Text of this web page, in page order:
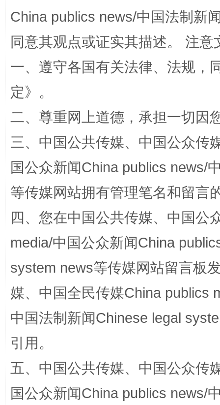
国家大学科技园优化重塑工作
“蜀中异人”王建安的艺术幻境
China publics news/中国法制新
同意其观点或证实其描述。 注
一、遵守各国有关法律、法规，
定》。
二、尊重网上道德，承担一切因
三、中国公共传媒、中国公众传
国公众新闻China publics news/
等传媒网站拥有管理笔名和留言
四、您在中国公共传媒、中国公
media/中国公众新闻China
system news等传媒网站留言板
媒、中国全民传媒China publics
中国法制新闻Chinese legal
引用。
五、中国公共传媒、中国公众传
国公众新闻China publics news/